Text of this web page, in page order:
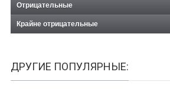
Отрицательные
Крайне отрицательные
ДРУГИЕ ПОПУЛЯРНЫЕ: